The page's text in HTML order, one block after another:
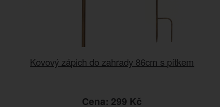
Kovový zápich do zahrady 86cm s pítkem
Cena: 299 Kč